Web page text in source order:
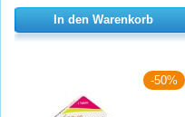
In den Warenkorb
-50%